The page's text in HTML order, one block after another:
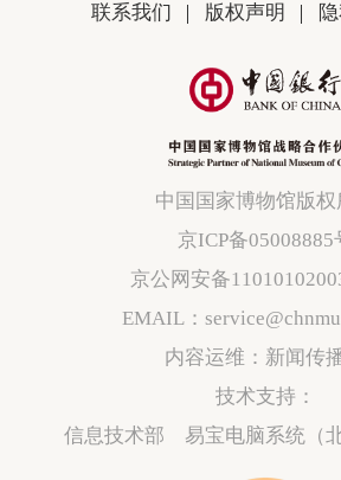
联系我们
版权声明
中国国家博物馆版权
京ICP备05008885
京公网安备
EMAIL：
内容运维：新闻传
技术支持：
信息技术部 易宝电脑系统（